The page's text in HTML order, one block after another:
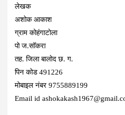
लेखक
अशोक आकाश
ग्राम कोहंगाटोला
पो ज.सॉकरा
तह. जिला बालोद छ. ग.
पिन कोड 491226
मोबाइल नंबर 9755889199
Email id